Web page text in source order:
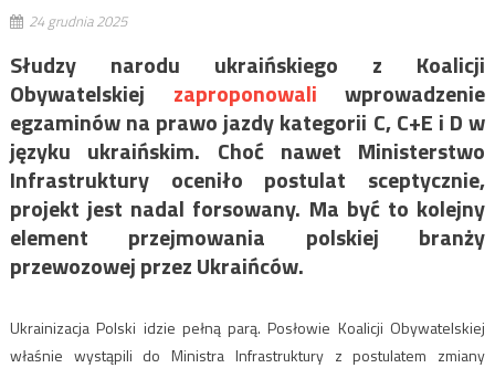
24 grudnia 2025
Słudzy narodu ukraińskiego z Koalicji
Obywatelskiej zaproponowali wprowadzenie
egzaminów na prawo jazdy kategorii C, C+E i D w
języku ukraińskim. Choć nawet Ministerstwo
Infrastruktury oceniło postulat sceptycznie,
projekt jest nadal forsowany. Ma być to kolejny
element przejmowania polskiej branży
przewozowej przez Ukraińców.
Ukrainizacja Polski idzie pełną parą. Posłowie Koalicji Obywatelskiej
właśnie wystąpili do Ministra Infrastruktury z postulatem zmiany